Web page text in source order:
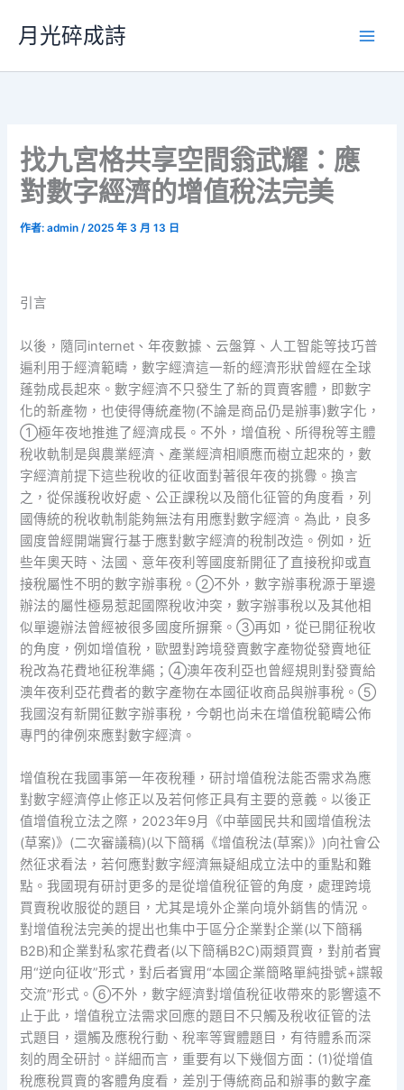
要
月光碎成詩
找九宮格共享空間翁武耀：應
對數字經濟的增值稅法完美
作者:admin/2025 年 3 月 13 日
引言
以後，隨同internet、年夜數據、云盤算、人工智能等技巧普
遍利用于經濟範疇，數字經濟這一新的經濟形狀曾經在全球
蓬勃成長起來。數字經濟不只發生了新的買賣客體，即數字
化的新產物，也使得傳統產物(不論是商品仍是辦事)數字化，
①極年夜地推進了經濟成長。不外，增值稅、所得稅等主體
稅收軌制是與農業經濟、產業經濟相順應而樹立起來的，數
字經濟前提下這些稅收的征收面對著很年夜的挑釁。換言
之，從保護稅收好處、公正課稅以及簡化征管的角度看，列
國傳統的稅收軌制能夠無法有用應對數字經濟。為此，良多
國度曾經開端實行基于應對數字經濟的稅制改造。例如，近
些年奧天時、法國、意年夜利等國度新開征了直接稅抑或直
接稅屬性不明的數字辦事稅。②不外，數字辦事稅源于單邊
辦法的屬性極易惹起國際稅收沖突，數字辦事稅以及其他相
似單邊辦法曾經被很多國度所摒棄。③再如，從已開征稅收
的角度，例如增值稅，歐盟對跨境發賣數字產物從發賣地征
稅改為花費地征稅準繩；④澳年夜利亞也曾經規則對發賣給
澳年夜利亞花費者的數字產物在本國征收商品與辦事稅。⑤
我國沒有新開征數字辦事稅，今朝也尚未在增值稅範疇公佈
專門的律例來應對數字經濟。
增值稅在我國事第一年夜稅種，研討增值稅法能否需求為應
對數字經濟停止修正以及若何修正具有主要的意義。以後正
值增值稅立法之際，2023年9月《中華國民共和國增值稅法
(草案)》(二次審議稿)(以下簡稱《增值稅法(草案)》)向社會公
然征求看法，若何應對數字經濟無疑組成立法中的重點和難
點。我國現有研討更多的是從增值稅征管的角度，處理跨境
買賣稅收服從的題目，尤其是境外企業向境外銷售的情況。
對增值稅法完美的提出也集中于區分企業對企業(以下簡稱
B2B)和企業對私家花費者(以下簡稱B2C)兩類買賣，對前者實
用“逆向征收”形式，對后者實用“本國企業簡略單純掛號+諜報
交流”形式。⑥不外，數字經濟對增值稅征收帶來的影響遠不
止于此，增值稅立法需求回應的題目不只觸及稅收征管的法
式題目，還觸及應稅行動、稅率等實體題目，有待體系而深
刻的周全研討。詳細而言，重要有以下幾個方面：(1)從增值
稅應稅買賣的客體角度看，差別于傳統商品和辦事的數字產